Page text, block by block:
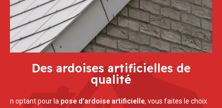
Des ardoises artificielles de
qualité
n optant pour la pose d’ardoise artificielle, vous faites le choix